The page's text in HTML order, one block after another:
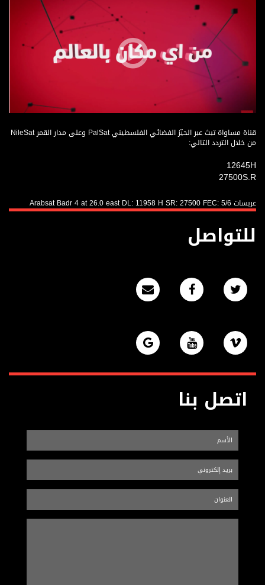
قناة مساواة تبث عبر الحيّز الفضائي الفلسطيني PalSat وعلى مدار القمر NileSat
من خلال التردد التالي:
12645H
27500S.R
عربسات Arabsat Badr 4 at 26.0 east DL: 11958 H SR: 27500 FEC: 5/6
للتواصل
اتصل بنا